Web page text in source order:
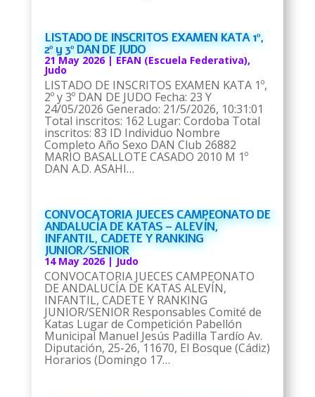
LISTADO DE INSCRITOS EXAMEN KATA 1º,
2º y 3º DAN DE JUDO
21 May 2026|EFAN (Escuela Federativa),
Judo
LISTADO DE INSCRITOS EXAMEN KATA 1º,
2º y 3º DAN DE JUDO Fecha: 23 Y
24/05/2026 Generado: 21/5/2026, 10:31:01
Total inscritos: 162 Lugar: Cordoba Total
inscritos: 83 ID Individuo Nombre
Completo Año Sexo DAN Club 26882
MARIO BASALLOTE CASADO 2010 M 1º
DAN A.D. ASAHI…
CONVOCATORIA JUECES CAMPEONATO DE
ANDALUCÍA DE KATAS – ALEVÍN,
INFANTIL, CADETE Y RANKING
JUNIOR/SENIOR
14 May 2026|Judo
CONVOCATORIA JUECES CAMPEONATO
DE ANDALUCÍA DE KATAS ALEVÍN,
INFANTIL, CADETE Y RANKING
JUNIOR/SENIOR Responsables Comité de
Katas Lugar de Competición Pabellón
Municipal Manuel Jesús Padilla Tardío Av.
Diputación, 25-26, 11670, El Bosque (Cádiz)
Horarios (Domingo 17…